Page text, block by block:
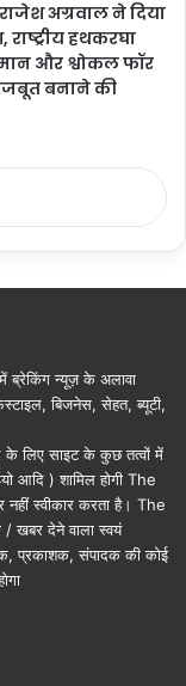
अग्रवाल ने दिया
हथकरघा
और श्वोकल फॉर
बनाने की
ब्रेकिंग न्यूज़ के अलावा
बिजनेस, सेहत, ब्यूटी,
के लिए साइट के कुछ तत्वों में
आदि ) शामिल होगी The
स्वीकार करता है। The
/ खबर देने वाला स्वयं
प्रकाशक, संपादक की कोई